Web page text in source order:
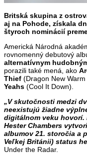
Britská skupina z
aj na Pohode, získala
štyroch nominácií
Americká Národná
rovnomenný debutový
alternatívnym
porazili také mená, ako
Thief (Dragon New
Yeahs (Cool It Down).
„V skutočnosti medzi
neexistujú žiadne
digitálnom veku hovorí.
Hester Chambers
albumov 21. storočia a
Veľkej Británii) status
Under the Radar.